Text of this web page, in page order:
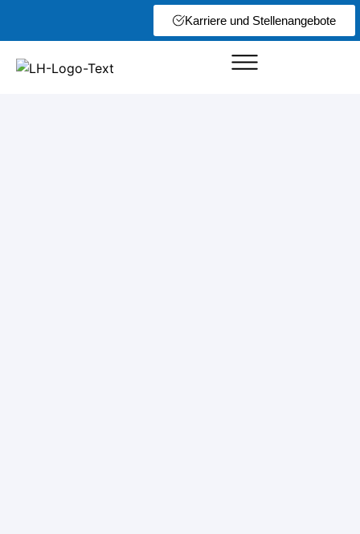
Karriere und Stellenangebote